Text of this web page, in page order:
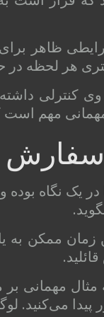
ظاهر برای
هر لحظه
کنترلی
مهم
نگاه بوده
زمان ممکن به
مثال
می‌کنید.